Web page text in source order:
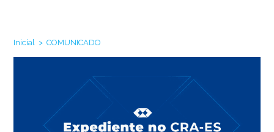
Inicial > COMUNICADO